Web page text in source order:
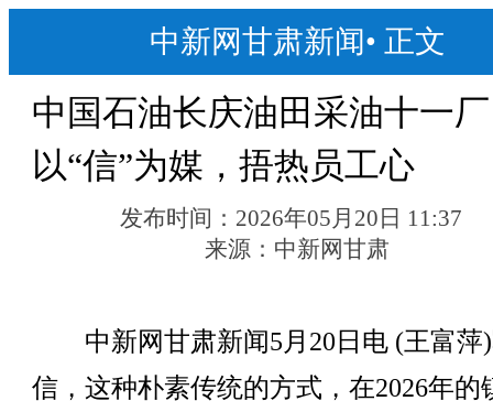
中新网甘肃新闻• 正文
中国石油长庆油田采油十一
以“信”为媒，捂热员工心
发布时间： 2026年05月20日 11:37
来源： 中新网甘肃
中新网甘肃新闻5月20日电 (王富萍
信，这种朴素传统的方式，在2026年的